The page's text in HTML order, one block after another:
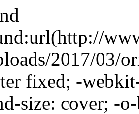
2017/03/
fixed; -
size: cover; -